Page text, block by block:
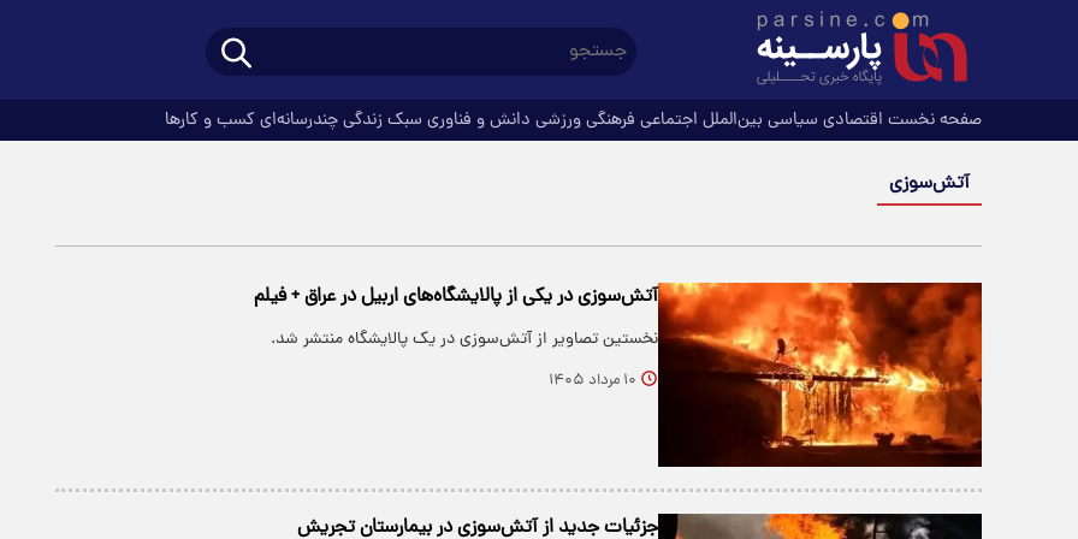
صفحه نخست اقتصادی سیاسی بین‌الملل اجتماعی فرهنگیورزشی دانش و فناوری سبک زندگیچندرسانه‌ای کسب و کارها
آتش‌سوزی
آتش‌سوزی در یکی از پالایشگاه‌های اربیل در عراق + فیلم
نخستین تصاویر از آتش‌سوزی در یک پالایشگاه‌ منتشر شد.
۱۰ مرداد ۱۴۰۵
جزئیات جدید از آتش‌سوزی در بیمارستان تجریش